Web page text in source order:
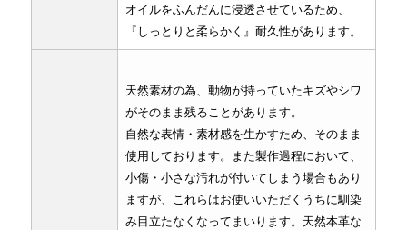
オイルをふんだんに浸透させているため、
『しっとりと柔らかく』耐久性があります。
天然素材の為、動物が持っていたキズやシワ
がそのまま残ることがあります。
自然な表情・素材感を生かすため、そのまま
使用しております。また製作過程において、
小傷・小さな汚れが付いてしまう場合もあり
ますが、これらはお使いいただくうちに馴染
み目立たなくなってまいります。天然本革な